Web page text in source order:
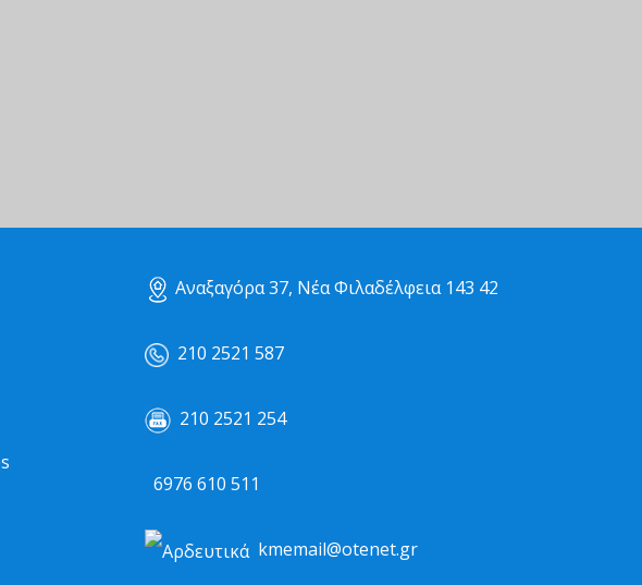
Αναξαγόρα 37, Νέα Φιλαδέλφεια 143 42
210 2521 587
210 2521 254
6976 610 511
kmemail@otenet.gr